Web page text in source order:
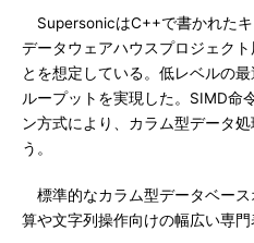
SupersonicはC++で書かれた
データウェアハウスプロジェク
とを想定している。低レベルの
ループットを実現した。SIMD命
ン方式により、カラム型データ
う。
標準的なカラム型データベー
算や文字列操作向けの幅広い専門